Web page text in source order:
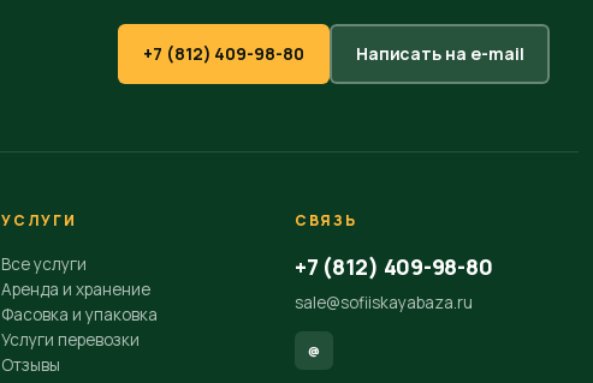
+7 (812) 409-98-80 Написать на e-mail
УСЛУГИ
Все услуги
Аренда и хранение
Фасовка и упаковка
Услуги перевозки
Отзывы
СВЯЗЬ
+7 (812) 409-98-80
sale@sofiiskayabaza.ru
@